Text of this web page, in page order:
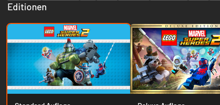
Editionen